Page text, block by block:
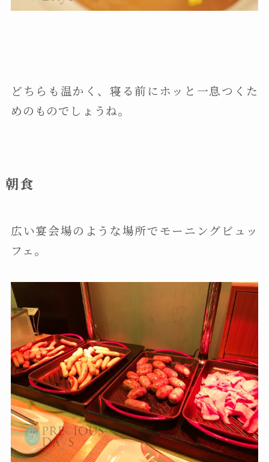
どちらも温かく、寝る前にホッと一息つくた
めのものでしょうね。
朝食
広い宴会場のような場所でモーニングビュッ
フェ。